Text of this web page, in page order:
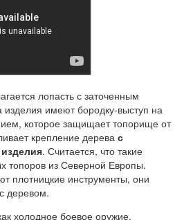
лопасть с заточенным
имеют бородку-выступ на
которое защищает топорище от
крепление дерева с
. Считается, что такие
топоров из Северной Европы.
плотницкие инструменты, они
деревом.
холодное боевое оружие,